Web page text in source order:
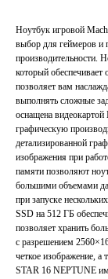
Ноутбук игровой
выбор для геймеров и
производительности.
который обеспечивает
позволяет вам
выполнять сложные
оснащена
графическую
детализированной
изображения при
памяти позволяют
большими объемами
при запуске
SSD на 512 ГБ
позволяет хранить
с разрешением
четкое изображение,
STAR 16 NEPTUNE